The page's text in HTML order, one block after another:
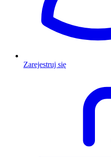
Zarejestruj się